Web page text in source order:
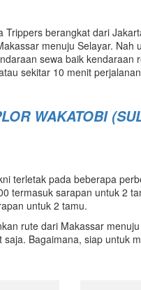
Trippers berangkat dari
menuju Selayar. Nah
sewa baik
sekitar 10 menit
WAKATOBI
terletak pada beberapa
termasuk sarapan untuk 2
untuk 2 tamu.
rute dari Makassar
Bagaimana, siap untuk